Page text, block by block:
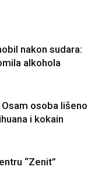
nakon sudara:
alkohola
osoba lišeno
i kokain
“Zenit”